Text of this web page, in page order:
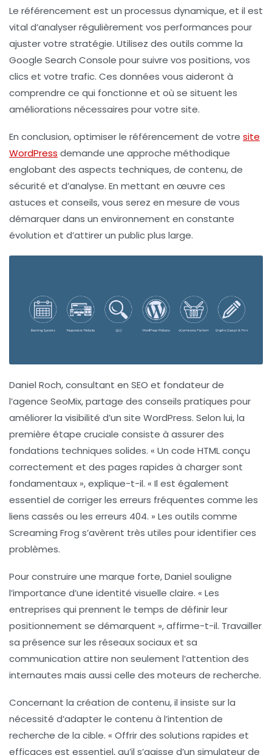
Le référencement est un processus dynamique, et il est
vital d’analyser régulièrement vos performances pour
ajuster votre stratégie. Utilisez des outils comme la
Google Search Console pour suivre vos positions, vos
clics et votre trafic. Ces données vous aideront à
comprendre ce qui fonctionne et où se situent les
améliorations nécessaires pour votre site.
En conclusion, optimiser le référencement de votre site
WordPress demande une approche méthodique
englobant des aspects techniques, de contenu, de
sécurité et d’analyse. En mettant en œuvre ces
astuces et conseils, vous serez en mesure de vous
démarquer dans un environnement en constante
évolution et d’attirer un public plus large.
Daniel Roch, consultant en SEO et fondateur de
l’agence SeoMix, partage des conseils pratiques pour
améliorer la visibilité d’un site WordPress. Selon lui, la
première étape cruciale consiste à assurerdes
fondations techniques solides. « Un code HTML conçu
correctement et des pages rapides à charger sont
fondamentaux », explique-t-il. « Il est également
essentiel de corriger les erreurs fréquentes comme les
liens cassés ou les erreurs 404. » Les outils comme
Screaming Frog s’avèrent très utiles pour identifier ces
problèmes.
Pour construire une marque forte, Daniel souligne
l’importance d’une identité visuelle claire. « Les
entreprises qui prennent le temps de définir leur
positionnement se démarquent », affirme-t-il. Travailler
sa présence sur les réseaux sociaux et sa
communication attire non seulement l’attention des
internautes mais aussi celle des moteurs de recherche.
Concernant la création de contenu, il insiste sur la
nécessité d’adapter le contenu à l’intention de
recherche de la cible. « Offrir des solutions rapides et
efficaces est essentiel, qu’il s’agisse d’un simulateur de